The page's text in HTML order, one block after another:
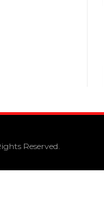
Reserved.